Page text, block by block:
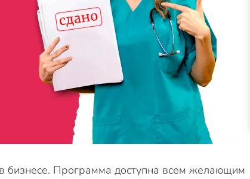
Программа доступна всем желающим